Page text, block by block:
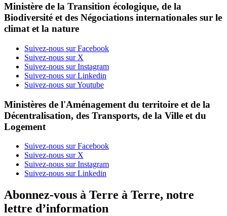
Ministère de la Transition écologique, de la
Biodiversité et des Négociations internationales sur le
climat et la nature
Suivez-nous sur Facebook
Suivez-nous sur X
Suivez-nous sur Instagram
Suivez-nous sur Linkedin
Suivez-nous sur Youtube
Ministères de l'Aménagement du territoire et de la
Décentralisation, des Transports, de la Ville et du
Logement
Suivez-nous sur Facebook
Suivez-nous sur X
Suivez-nous sur Instagram
Suivez-nous sur Linkedin
Abonnez-vous à Terre à Terre, notre
lettre d’information